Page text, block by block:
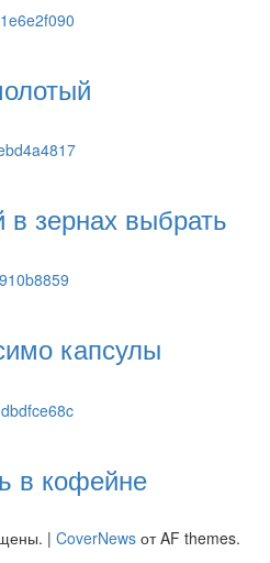
зернах выбрать
капсулы
в кофейне
| CoverNews от AF themes.